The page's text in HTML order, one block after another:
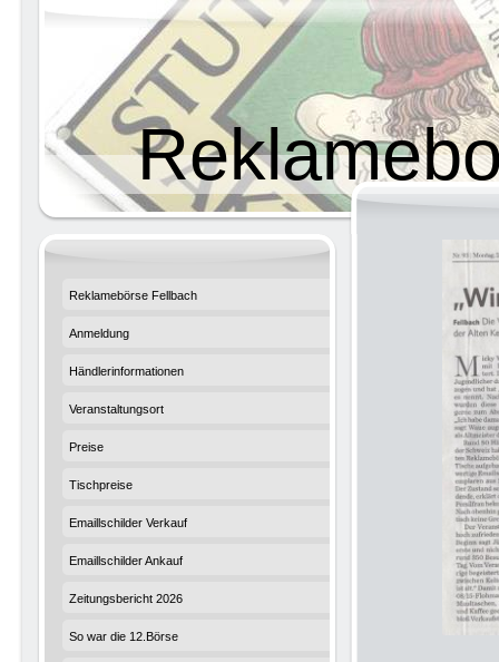
Reklamebörse Fellbach
Anmeldung
Händlerinformationen
Veranstaltungsort
Preise
Tischpreise
Emaillschilder Verkauf
Emaillschilder Ankauf
Zeitungsbericht 2026
So war die 12.Börse